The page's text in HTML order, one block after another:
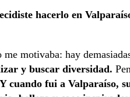
hacerlo en
motivaba: hay
y buscar diversidad.
Y cuando fui a Valparaíso,